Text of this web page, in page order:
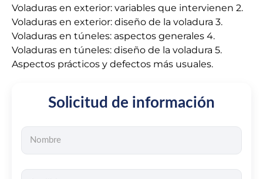
Voladuras en exterior: variables que intervienen 2.
Voladuras en exterior: diseño de la voladura 3.
Voladuras en túneles: aspectos generales 4.
Voladuras en túneles: diseño de la voladura 5.
Aspectos prácticos y defectos más usuales.
Solicitud de información